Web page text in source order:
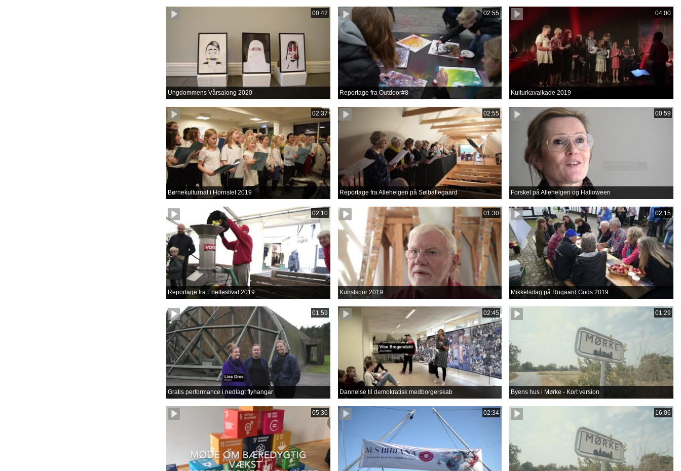
00:42
Ungdommens Vårsalong 2020
02:55
Reportage fra Outdoor#8
04:00
Kulturkavalkade 2019
02:37
Børnekulturnat i Hornslet 2019
02:55
Reportage fra Allehelgen på Sølballegaard
00:59
Forskel på Allehelgen og Halloween
02:10
Reportage fra Ebelfestival 2019
01:30
Kunstspor 2019
02:15
Mikkelsdag på Rugaard Gods 2019
01:59
Gratis performance i nedlagt flyhangar
02:45
Dannelse til demokratisk medborgerskab
01:29
Byens hus i Mørke - Kort version
05:36 02:34 16:06